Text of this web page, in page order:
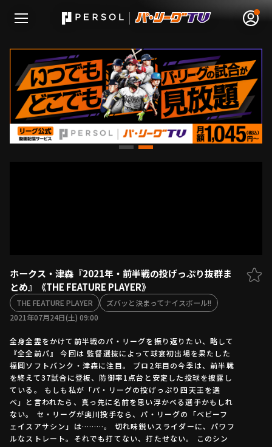
無料アカウント登録 ログイン
HOME
ファーム東地区
ファーム中地区
ファーム西地区
交流戦
選手名鑑
選手名鑑トップ
北海道日本ハムファイターズ
東北楽天ゴールデンイーグルス
埼玉西武ライオンズ
千葉ロッテマリーンズ
オリックス・バファローズ
福岡ソフトバンクホークス
ニュース
設定
ホークス・津森『2021年・前半戦の投げっぷり抜群ま
とめ』《THE FEATURE PLAYER》
THE FEATURE PLAYER
ズバッと決まってナイスボール!!
2021年07月24日(土) 09:00
全身全霊をかけて前半戦のパ・リーグを振り返りたい、略して
『全全前パ』 今回は 監督選抜によって球宴初出場を果たした
福岡ソフトバンク・津森に注目。 プロ2年目の今季は、前半戦
を終えて37試合に登板、防御率1点台と安定した投球を披露し
ている。 もしも私が「パ・リーグの投げっぷり四天王を選
べ」と言われたら、真っ先に名前を思い浮かべる選手かもしれ
ない。 セ・リーグが奥川投手なら、パ・リーグの「ベビーフ
ェイスアサシン」は………。 切れ味鋭いスライダーに、パワフ
ルなストレート。それでも打てない、打たせない。 このシン